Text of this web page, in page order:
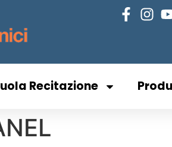
Recitazione